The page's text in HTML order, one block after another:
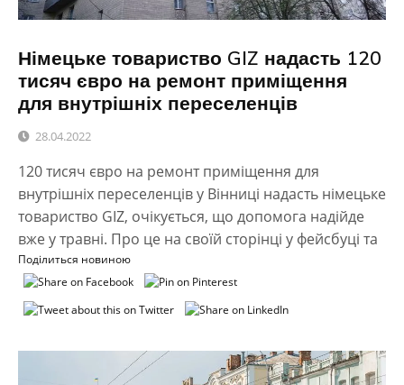
Німецьке товариство GIZ надасть 120
тисяч євро на ремонт приміщення
для внутрішніх переселенців
28.04.2022
120 тисяч євро на ремонт приміщення для
внутрішніх переселенців у Вінниці надасть німецьке
товариство GIZ, очікується, що допомога надійде
вже у травні. Про це на своїй сторінці у фейсбуці та
Поділиться новиною